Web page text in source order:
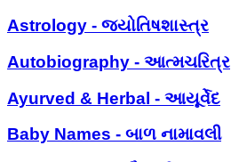
Astrology - જ્યોતિષશાસ્ત્ર
Autobiography - આત્મચરિત્ર
Ayurved & Herbal - આયૂર્વેદ
Baby Names - બાળ નામાવલી